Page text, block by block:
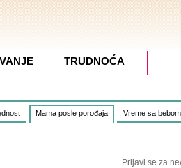
Mama posle porođaja Vreme sa bebom
Prijavi se za
TRUDNOĆA